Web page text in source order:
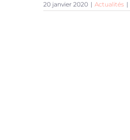
20 janvier 2020 | Actualités |